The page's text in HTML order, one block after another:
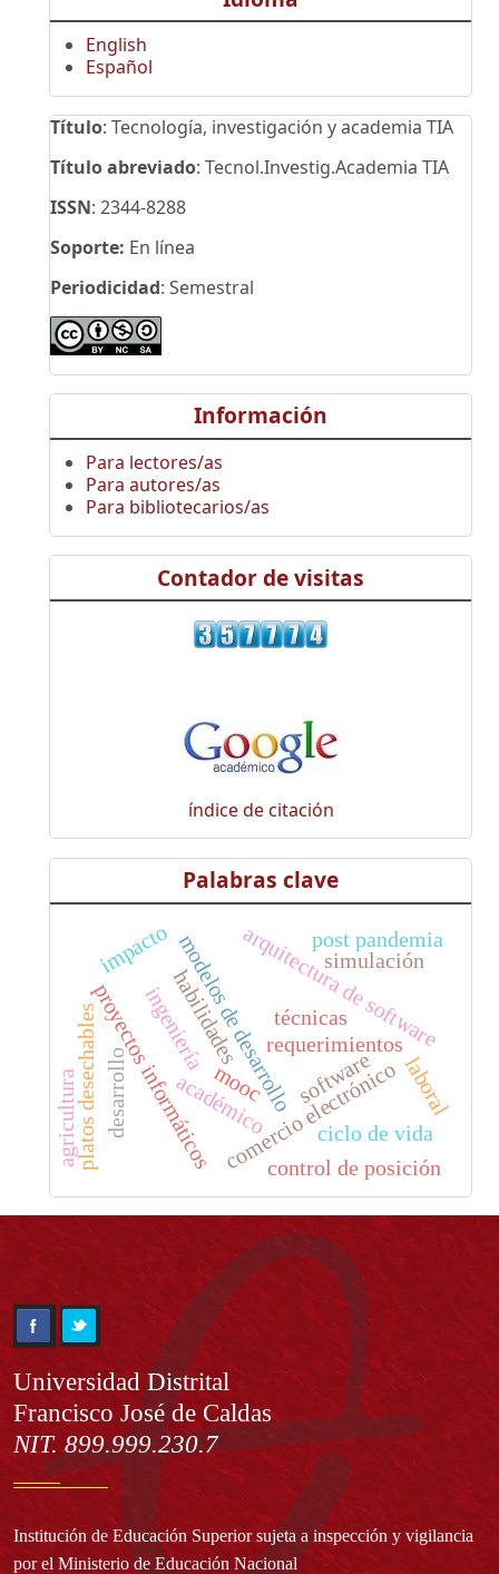
English
Español
Título: Tecnología, investigación y academia TIA
Título abreviado: Tecnol.Investig.Academia TIA
ISSN: 2344-8288
Soporte: En línea
Periodicidad: Semestral
Información
Para lectores/as
Para autores/as
Para bibliotecarios/as
Contador de visitas
índice de citación
Palabras clave
arquitectura de software
comercio electrónico
modelos de desarrollo
proyectos informáticos
técnicas
requerimientos
desarrollo ciclo de vida
software
mooc
habilidades
impacto
laboral
académico
platos desechables ingeniería
post pandemia
control de posición
simulación
agricultura
Información
Universidad Distrital
Francisco José de Caldas
NIT. 899.999.230.7
Institución de Educación Superior sujeta a inspección y vigilancia
por el Ministerio de Educación Nacional